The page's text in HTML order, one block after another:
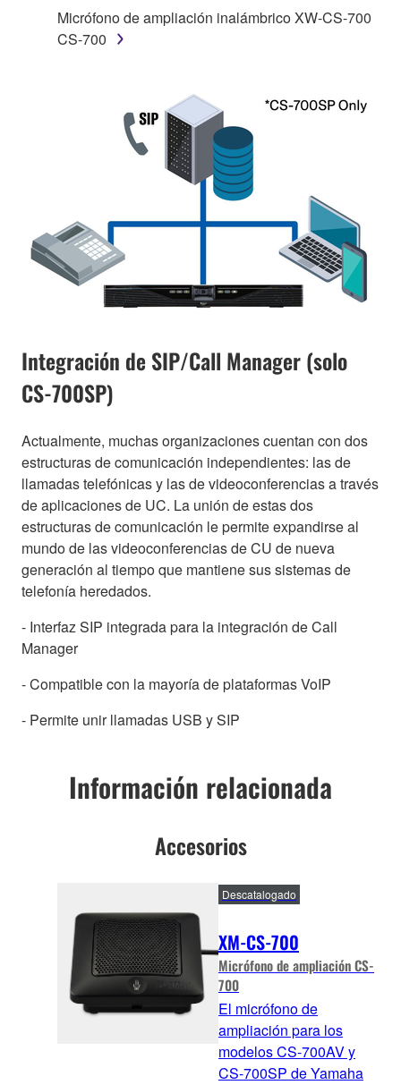
Micrófono de ampliación inalámbrico XW-CS-700
CS-700
Integración de SIP/Call Manager (solo
CS-700SP)
Actualmente, muchas organizaciones cuentan con dos
estructuras de comunicación independientes: las de
llamadas telefónicas y las de videoconferencias a través
de aplicaciones de UC. La unión de estas dos
estructuras de comunicación le permite expandirse al
mundo de las videoconferencias de CU de nueva
generación al tiempo que mantiene sus sistemas de
telefonía heredados.
- Interfaz SIP integrada para la integración de Call
Manager
- Compatible con la mayoría de plataformas VoIP
- Permite unir llamadas USB y SIP
Información relacionada
Accesorios
XM-CS-700
Micrófono de ampliación CS-
700
Descatalogado
El micrófono de
ampliación para los
modelos CS-700AV y
CS-700SP de Yamaha